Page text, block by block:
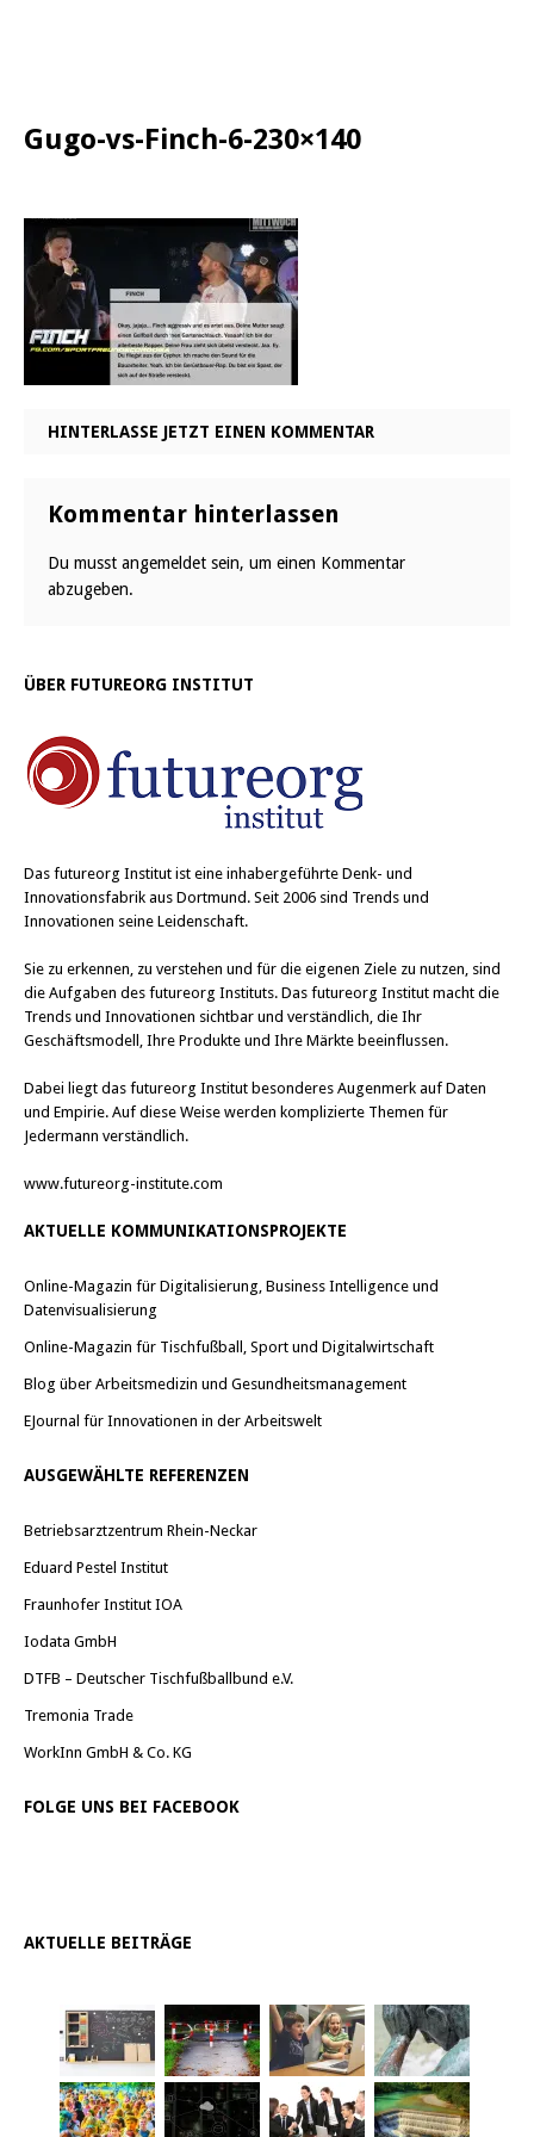
Gugo-vs-Finch-6-230×140
HINTERLASSE JETZT EINEN KOMMENTAR
Kommentar hinterlassen
Du musst angemeldet sein, um einen Kommentar
abzugeben.
ÜBER FUTUREORG INSTITUT
Das futureorg Institut ist eine inhabergeführte Denk- und
Innovationsfabrik aus Dortmund. Seit 2006 sind Trends und
Innovationen seine Leidenschaft.
Sie zu erkennen, zu verstehen und für die eigenen Ziele zu nutzen, sind
die Aufgaben des futureorg Instituts. Das futureorg Institut macht die
Trends und Innovationen sichtbar und verständlich, die Ihr
Geschäftsmodell, Ihre Produkte und Ihre Märkte beeinflussen.
Dabei liegt das futureorg Institut besonderes Augenmerk auf Daten
und Empirie. Auf diese Weise werden komplizierte Themen für
Jedermann verständlich.
www.futureorg-institute.com
AKTUELLE KOMMUNIKATIONSPROJEKTE
Online-Magazin für Digitalisierung, Business Intelligence und
Datenvisualisierung
Online-Magazin für Tischfußball, Sport und Digitalwirtschaft
Blog über Arbeitsmedizin und Gesundheitsmanagement
EJournal für Innovationen in der Arbeitswelt
AUSGEWÄHLTE REFERENZEN
Betriebsarztzentrum Rhein-Neckar
Eduard Pestel Institut
Fraunhofer Institut IOA
Iodata GmbH
DTFB – Deutscher Tischfußballbund e.V.
Tremonia Trade
WorkInn GmbH & Co. KG
FOLGE UNS BEI FACEBOOK
AKTUELLE BEITRÄGE